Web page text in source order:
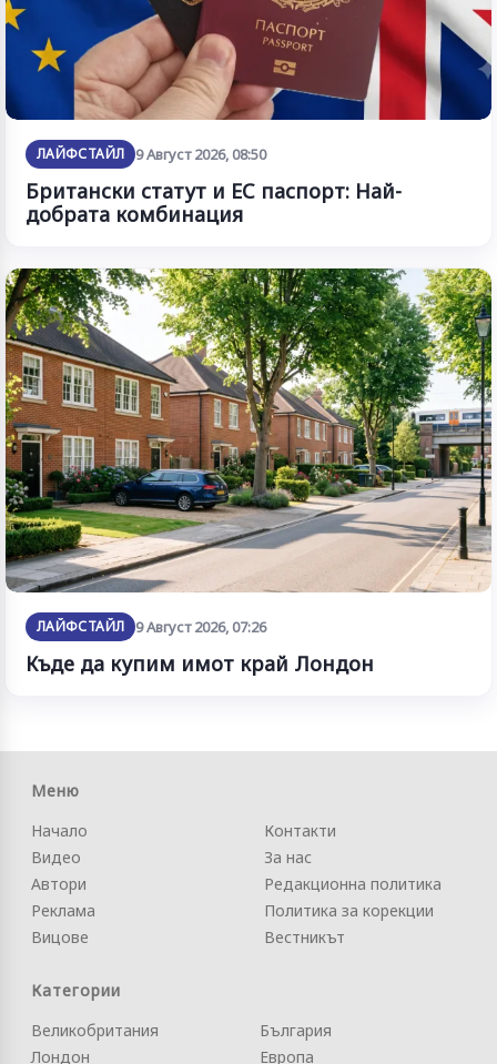
ЛАЙФСТАЙЛ 9 Август 2026, 08:50
Британски статут и ЕС паспорт: Най-
добрата комбинация
ЛАЙФСТАЙЛ 9 Август 2026, 07:26
Къде да купим имот край Лондон
Меню
Начало
Видео
Автори
Реклама
Вицове
Контакти
За нас
Редакционна политика
Политика за корекции
Вестникът
Категории
Великобритания
Лондон
България
Европа